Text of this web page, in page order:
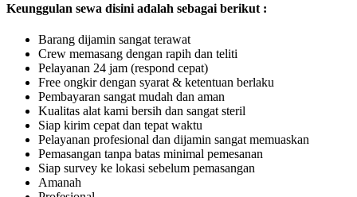
Keunggulan sewa disini adalah sebagai berikut :
Barang dijamin sangat terawat
Crew memasang dengan rapih dan teliti
Pelayanan 24 jam (respond cepat)
Free ongkir dengan syarat & ketentuan berlaku
Pembayaran sangat mudah dan aman
Kualitas alat kami bersih dan sangat steril
Siap kirim cepat dan tepat waktu
Pelayanan profesional dan dijamin sangat memuaskan
Pemasangan tanpa batas minimal pemesanan
Siap survey ke lokasi sebelum pemasangan
Amanah